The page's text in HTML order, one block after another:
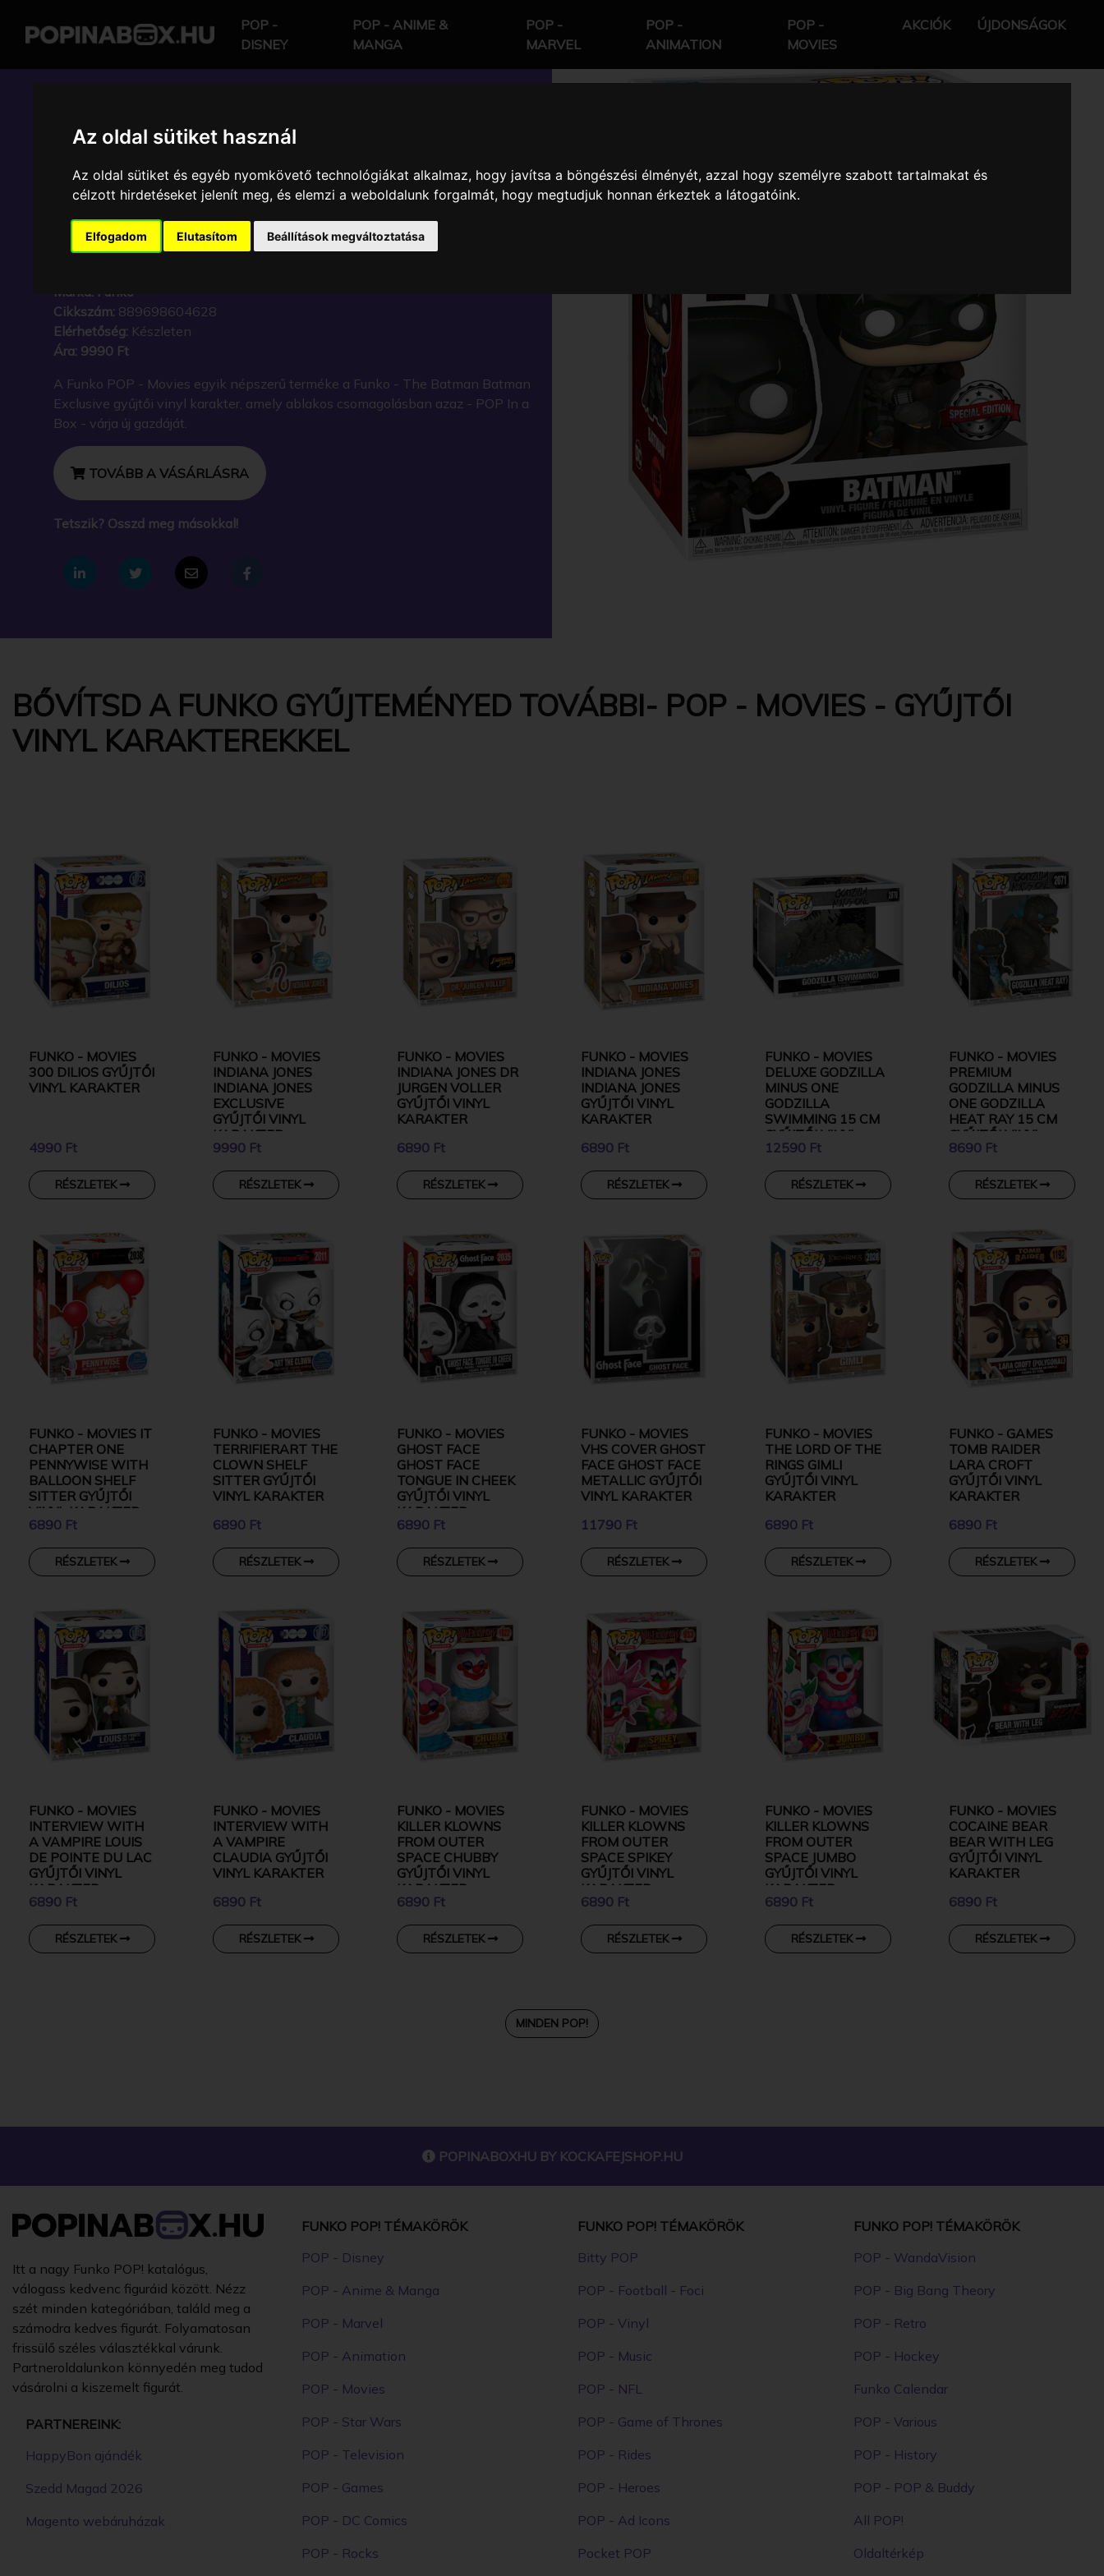
Az oldal sütiket használ
Az oldal sütiket és egyéb nyomkövető technológiákat alkalmaz, hogy javítsa a böngészési élményét, azzal hogy személyre szabott tartalmakat és
célzott hirdetéseket jelenít meg, és elemzi a weboldalunk forgalmát, hogy megtudjuk honnan érkeztek a látogatóink.
Elfogadom Elutasítom Beállítások megváltoztatása
POP -
DISNEY
POP - ANIME &
MANGA
POP -
MARVEL
POP -
ANIMATION
POP -
MOVIES
AKCIÓK ÚJDONSÁGOK
POP IN A BOX HU
FUNKO - THE BATMAN BATMAN
EXCLUSIVE GYŰJTŐI VINYL
KARAKTER
Márka: Funko
Cikkszám: 889698604628
Elérhetőség: Készleten
Ára: 9990 Ft
A Funko POP - Movies egyik népszerű terméke a Funko - The Batman Batman
Exclusive gyűjtői vinyl karakter, amely ablakos csomagolásban azaz - POP In a
Box - várja új gazdáját.
TOVÁBB A VÁSÁRLÁSRA
Tetszik? Osszd meg másokkal!
BŐVÍTSD A FUNKO GYŰJTEMÉNYED TOVÁBBI- POP - MOVIES - GYŰJTŐI
VINYL KARAKTEREKKEL
FUNKO - MOVIES
300 DILIOS GYŰJTŐI
VINYL KARAKTER
4990 Ft
RÉSZLETEK
FUNKO - MOVIES
INDIANA JONES
INDIANA JONES
EXCLUSIVE
GYŰJTŐI VINYL
KARAKTER
9990 Ft
RÉSZLETEK
FUNKO - MOVIES
INDIANA JONES DR
JURGEN VOLLER
GYŰJTŐI VINYL
KARAKTER
6890 Ft
RÉSZLETEK
FUNKO - MOVIES
INDIANA JONES
INDIANA JONES
GYŰJTŐI VINYL
KARAKTER
6890 Ft
RÉSZLETEK
FUNKO - MOVIES
DELUXE GODZILLA
MINUS ONE
GODZILLA
SWIMMING 15 CM
GYŰJTŐI VINYL
KARAKTER
12590 Ft
RÉSZLETEK
FUNKO - MOVIES
PREMIUM
GODZILLA MINUS
ONE GODZILLA
HEAT RAY 15 CM
GYŰJTŐI VINYL
KARAKTER
8690 Ft
RÉSZLETEK
FUNKO - MOVIES IT
CHAPTER ONE
PENNYWISE WITH
BALLOON SHELF
SITTER GYŰJTŐI
VINYL KARAKTER
6890 Ft
RÉSZLETEK
FUNKO - MOVIES
TERRIFIERART THE
CLOWN SHELF
SITTER GYŰJTŐI
VINYL KARAKTER
6890 Ft
RÉSZLETEK
FUNKO - MOVIES
GHOST FACE
GHOST FACE
TONGUE IN CHEEK
GYŰJTŐI VINYL
KARAKTER
6890 Ft
RÉSZLETEK
FUNKO - MOVIES
VHS COVER GHOST
FACE GHOST FACE
METALLIC GYŰJTŐI
VINYL KARAKTER
11790 Ft
RÉSZLETEK
FUNKO - MOVIES
THE LORD OF THE
RINGS GIMLI
GYŰJTŐI VINYL
KARAKTER
6890 Ft
RÉSZLETEK
FUNKO - GAMES
TOMB RAIDER
LARA CROFT
GYŰJTŐI VINYL
KARAKTER
6890 Ft
RÉSZLETEK
FUNKO - MOVIES
INTERVIEW WITH
A VAMPIRE LOUIS
DE POINTE DU LAC
GYŰJTŐI VINYL
KARAKTER
6890 Ft
RÉSZLETEK
FUNKO - MOVIES
INTERVIEW WITH
A VAMPIRE
CLAUDIA GYŰJTŐI
VINYL KARAKTER
6890 Ft
RÉSZLETEK
FUNKO - MOVIES
KILLER KLOWNS
FROM OUTER
SPACE CHUBBY
GYŰJTŐI VINYL
KARAKTER
6890 Ft
RÉSZLETEK
FUNKO - MOVIES
KILLER KLOWNS
FROM OUTER
SPACE SPIKEY
GYŰJTŐI VINYL
KARAKTER
6890 Ft
RÉSZLETEK
FUNKO - MOVIES
KILLER KLOWNS
FROM OUTER
SPACE JUMBO
GYŰJTŐI VINYL
KARAKTER
6890 Ft
RÉSZLETEK
FUNKO - MOVIES
COCAINE BEAR
BEAR WITH LEG
GYŰJTŐI VINYL
KARAKTER
6890 Ft
RÉSZLETEK
MINDEN POP!
POPINABOXHU BY KOCKAFEJSHOP.HU
Itt a nagy Funko POP! katalógus,
válogass kedvenc figuráid között. Nézz
szét minden kategóriában, találd meg a
számodra kedves figurát. Folyamatosan
frissülő széles választékkal várunk.
Partneroldalunkon könnyedén meg tudod
vásárolni a kiszemelt figurát.
PARTNEREINK:
HappyBon ajándék
Szedd Magad 2026
Magento webáruházak
FUNKO POP! TÉMAKÖRÖK
POP - Disney
POP - Anime & Manga
POP - Marvel
POP - Animation
POP - Movies
POP - Star Wars
POP - Television
POP - Games
POP - DC Comics
POP - Rocks
FUNKO POP! TÉMAKÖRÖK
Bitty POP
POP - Football - Foci
POP - Vinyl
POP - Music
POP - NFL
POP - Game of Thrones
POP - Rides
POP - Heroes
POP - Ad Icons
Pocket POP
FUNKO POP! TÉMAKÖRÖK
POP - WandaVision
POP - Big Bang Theory
POP - Retro
POP - Hockey
Funko Calendar
POP - Various
POP - History
POP - POP & Buddy
All POP!
Oldaltérkép